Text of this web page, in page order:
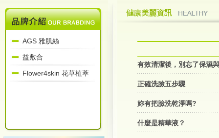
AGS 雅肌絲
益敷合
Flower4skin 花草植萃
有效清潔後，別忘了保濕
正確洗臉五步驟
妳有把臉洗乾淨嗎?
什麼是精華液？